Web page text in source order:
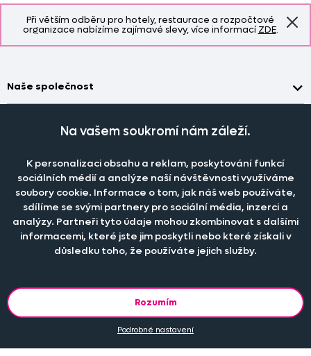
Při větším odběru pro hotely, restaurace a rozpočtové
organizace nabízíme zajímavé slevy, více informacíZDE.
Staňte se členem klubu Dante.cz
Naše společnost
Doprava a platba
Obchodní podmínky
Nastavení cookies
Katalog zdarma
Jak změřit okno pro nákup záclon?
Jak objednat záclony a závěsy na dante.cz?
Jak prát záclony a závěsy?
Jak prát povlečení a prostěradla?
Informace o materiálech
Šití záclon a závěsů
Pobočka a výdej objednávek otevřenapo-pá 7.30 - 16.00
PRODEJNÍ ODDĚLENÍ - TELEFONICKY
po-pá 7:30 - 16:00
Tel.:777 111 818
e-mail:dotazy@dante.cz
reklamace:reklamace@dante.cz
Na vašem soukromí nám záleží.
K personalizaci obsahu a reklam, poskytování funkcí
sociálních médií a analýze naší návštěvnosti využíváme
soubory cookie. Informace o tom, jak náš web používáte,
sdílíme se svými partnery pro sociální média, inzerci a
analýzy. Partneři tyto údaje mohou zkombinovat s dalšími
informacemi, které jste jim poskytli nebo které získali v
důsledku toho, že používáte jejich služby.
Rozumím
Podrobné nastavení